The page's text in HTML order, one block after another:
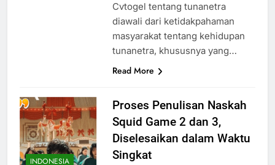
Cvtogel tentang tunanetra
diawali dari ketidakpahaman
masyarakat tentang kehidupan
tunanetra, khususnya yang…
Read More
INDONESIA
Proses Penulisan Naskah
Squid Game 2 dan 3,
Diselesaikan dalam Waktu
Singkat